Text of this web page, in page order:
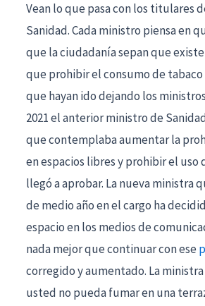
Vean lo que pasa con los titulares
Sanidad. Cada ministro piensa en
que la ciudadanía sepan que
que prohibir el consumo de tabaco
que hayan ido dejando los
2021 el anterior ministro de
que contemplaba aumentar la
en espacios libres y prohibir el uso
llegó a aprobar. La nueva ministra
de medio año en el cargo ha
espacio en los medios de
nada mejor que continuar con ese
corregido y aumentado. La
usted no pueda fumar en una